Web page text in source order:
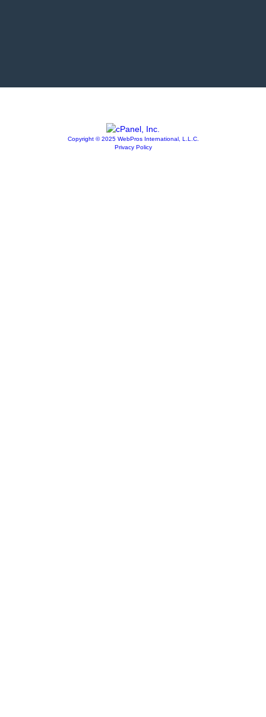
Copyright © 2025 WebPros International, L.L.C.
Privacy Policy